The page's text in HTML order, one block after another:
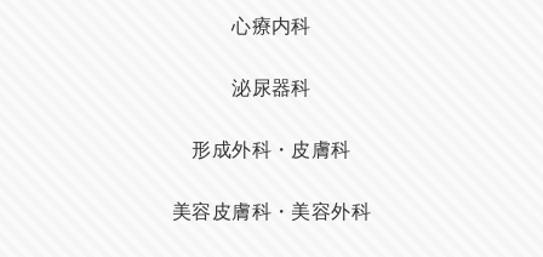
心療内科
泌尿器科
形成外科・皮膚科
美容皮膚科・美容外科